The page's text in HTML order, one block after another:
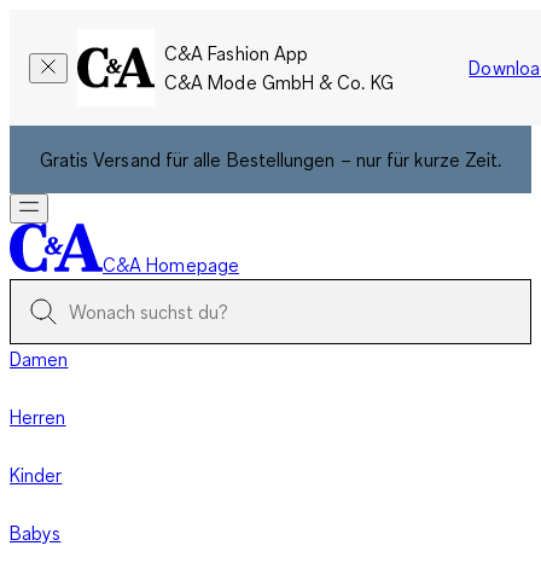
C&A Fashion App
C&A Mode GmbH & Co. KG
Gratis Versand für alle Bestellungen – nur für kurze Zeit.
C&A Homepage
Damen
Herren
Kinder
Babys